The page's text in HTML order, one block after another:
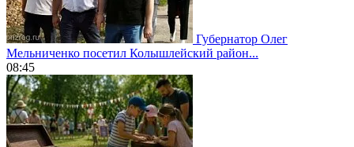
Губернатор Олег
Мельниченко посетил Колышлейский район...
08:45